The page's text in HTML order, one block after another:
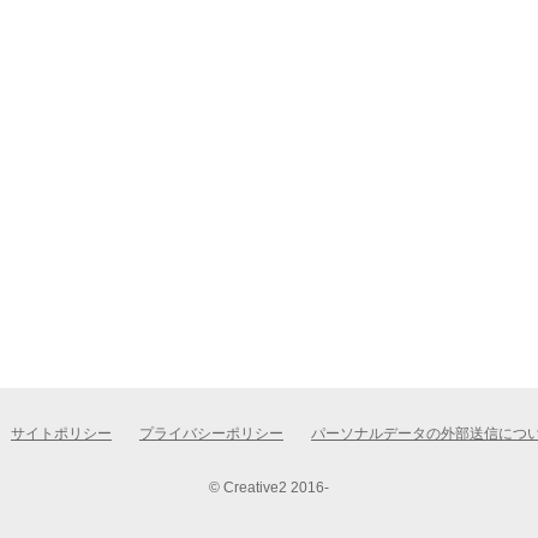
サイトポリシー プライバシーポリシー パーソナルデータの外部送信につ
© Creative2 2016-